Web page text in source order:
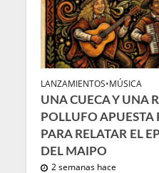
LANZAMIENTOS•MÚSICA
UNA CUECA Y UNA
POLLUFO APUESTA
PARA RELATAR EL
DEL MAIPO
2 semanas hace